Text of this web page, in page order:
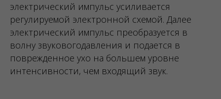
электрический импульс усиливается
регулируемой электронной схемой. Далее
электрический импульс преобразуется в
волну звуковогодавления и подается в
поврежденное ухо на большем уровне
интенсивности, чем входящий звук.